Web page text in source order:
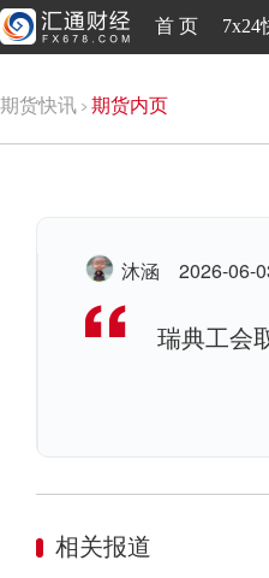
首 页 7x24
期货快讯 期货内页
沐涵 2026-06-
瑞典工会
相关报道